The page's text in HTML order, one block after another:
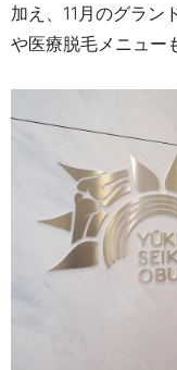
加え、11月のグラン
や医療脱毛メニュー